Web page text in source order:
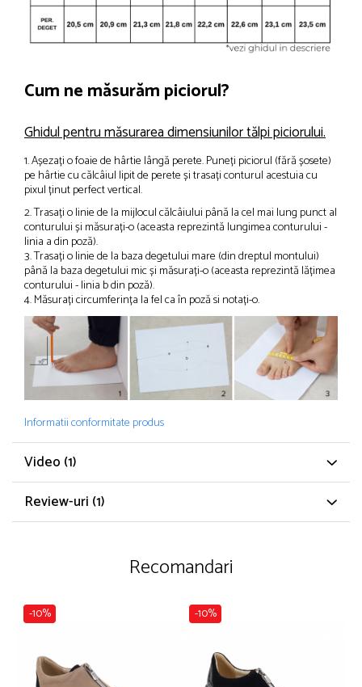
Cum ne măsurăm piciorul?
Ghidul pentru măsurarea dimensiunilor tălpi piciorului.
1. Așezați o foaie de hârtie lângă perete. Puneți piciorul (fără șosete)
pe hârtie cu călcâiul lipit de perete și trasați conturul acestuia cu
pixul ținut perfect vertical.
2. Trasați o linie de la mijlocul călcâiului până la cel mai lung punct al
conturului și măsurați-o (aceasta reprezintă lungimea conturului -
linia a din poză).
3. Trasați o linie de la baza degetului mare (din dreptul montului)
până la baza degetului mic și măsurați-o (aceasta reprezintă lățimea
conturului - linia b din poză).
4. Măsurați circumferința la fel ca în poză si notați-o.
Informatii conformitate produs
Video (1)
Review-uri (1)
Recomandari
-10% -10%